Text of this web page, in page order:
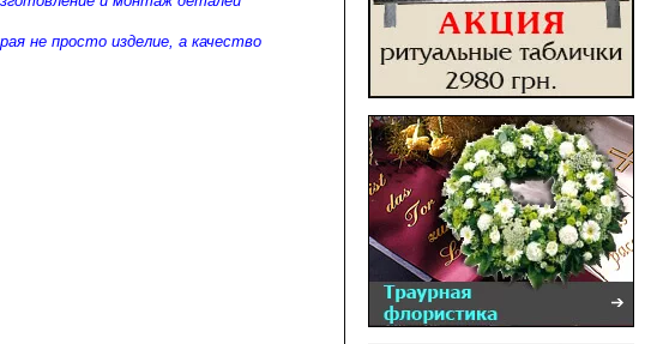
не просто изделие, а качество